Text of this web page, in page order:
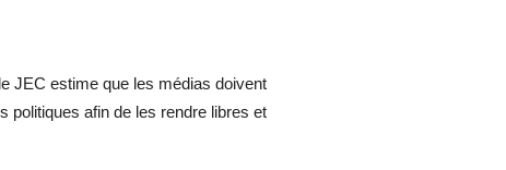
JEC estime que les médias doivent
politiques afin de les rendre libres et